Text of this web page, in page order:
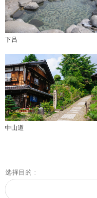
下吕
中山道
选择目的 :